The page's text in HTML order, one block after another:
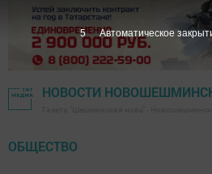
НОВОСТИ
ОБЩЕСТВО
4 Автоматическое